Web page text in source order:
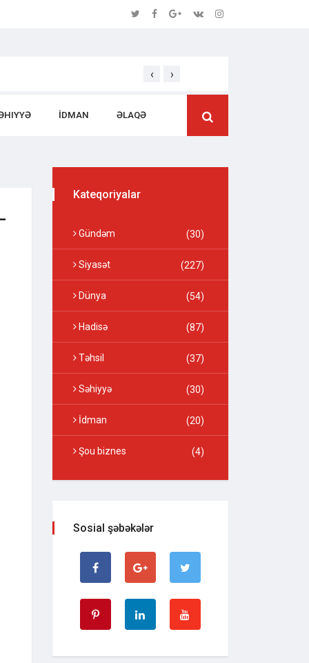
Səmərəli İdarəetməsi ilə Seçilən Rəhbər
‹ ›
İDMAN ƏLAQƏ
Kateqoriyalar
Gündəm (30)
Siyasət (227)
Dünya (54)
Hadisə (87)
Təhsil (37)
Səhiyyə (30)
İdman (20)
Şou biznes (4)
Sosial şəbəkələr